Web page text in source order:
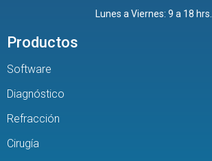
Lunes a Viernes: 9 a 18 hrs.
Productos
Software
Diagnóstico
Refracción
Cirugía